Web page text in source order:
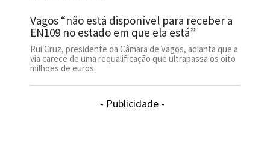
Vagos “não está disponível para receber a
EN109 no estado em que ela está”
Rui Cruz, presidente da Câmara de Vagos, adianta que a
via carece de uma requalificação que ultrapassa os oito
milhões de euros.
- Publicidade -